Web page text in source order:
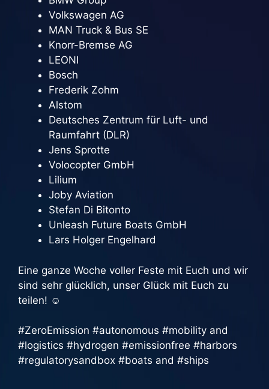
Volkswagen AG
MAN Truck & Bus SE
Knorr-Bremse AG
LEONI
Bosch
Frederik Zohm
Alstom
Deutsches Zentrum für Luft- und
Raumfahrt (DLR)
Jens Sprotte
Volocopter GmbH
Lilium
Joby Aviation
Stefan Di Bitonto
Unleash Future Boats GmbH
Lars Holger Engelhard
Eine ganze Woche voller Feste mit Euch und wir
sind sehr glücklich, unser Glück mit Euch zu
teilen! ☺️
#ZeroEmission #autonomous #mobility and
#logistics #hydrogen #emissionfree #harbors
#regulatorysandbox #boats and #ships